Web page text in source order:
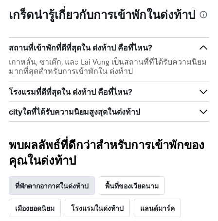
เกร็ดน่ารู้เกี่ยวกับการเข้าพักในด่งท้าป
สถานที่เข้าพักที่ดีที่สุดใน ด่งท้าป คือที่ไหน?
เกาหลั๋น, ซาเด๊ก, และ Lai Vung เป็นสถานที่ที่ได้รับความนิยม
มากที่สุดสำหรับการเข้าพักใน ด่งท้าป
โรงแรมที่ดีที่สุดใน ด่งท้าป คือที่ไหน?
cityใดที่ได้รับความนิยมสูงสุดในด่งท้าป
พบผลลัพธ์ที่ดีกว่าสำหรับการเข้าพักของ
คุณในด่งท้าป
ที่พักตากอากาศในด่งท้าป พื้นที่ของเวียดนาม
เมืองยอดนิยม โรงแรมในด่งท้าป แลนด์มาร์ค